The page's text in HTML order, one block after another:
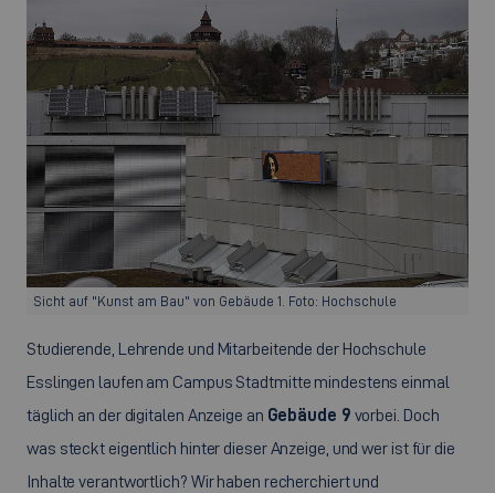
Sicht auf "Kunst am Bau" von Gebäude 1. Foto: Hochschule
Studierende, Lehrende und Mitarbeitende der Hochschule
Esslingen laufen am Campus Stadtmitte mindestens einmal
täglich an der digitalen Anzeige an Gebäude 9 vorbei. Doch
was steckt eigentlich hinter dieser Anzeige, und wer ist für die
Inhalte verantwortlich? Wir haben recherchiert und